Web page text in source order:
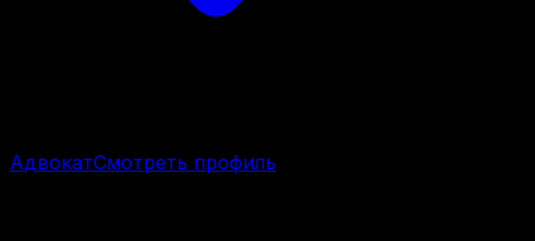
АдвокатСмотреть профиль